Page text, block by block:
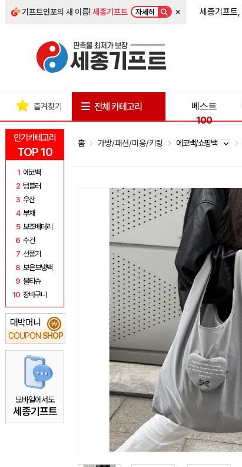
기프트인포의 새 이름!세종기프트 자세히 × 세종기프트,
인기카테고리
TOP 10
1 에코백
2 텀블러
3 우산
4 부채
5 보조배터리
6 수건
7 선풍기
8 보온보냉백
9 물티슈
10 장바구니
대박머니
COUPON SHOP
₩
모바일에서도
세종기프트
즐겨찾기 전체 카테고리
베스트
100
홈 가방/패션/미용/키링 에코백/쇼핑백